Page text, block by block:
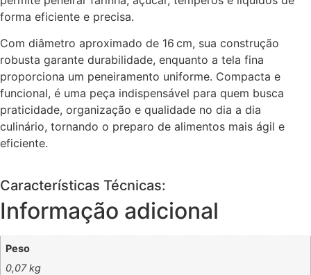
forma eficiente e precisa.
Com diâmetro aproximado de 16 cm, sua construção
robusta garante durabilidade, enquanto a tela fina
proporciona um peneiramento uniforme. Compacta e
funcional, é uma peça indispensável para quem busca
praticidade, organização e qualidade no dia a dia
culinário, tornando o preparo de alimentos mais ágil e
eficiente.
Características Técnicas:
Informação adicional
Peso
0,07 kg